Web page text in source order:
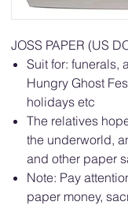
JOSS PAPER (US
Suit for: funerals,
Hungry Ghost
holidays etc
The relatives
the underworld,
and other paper
Note: Pay
paper money,